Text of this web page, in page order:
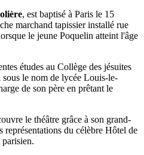
, est baptisé à Paris le 15
marchand tapissier installé rue
le jeune Poquelin atteint l'âge
études au Collège des jésuites
le nom de lycée Louis-le-
de son père en prêtant le
le théâtre grâce à son grand-
représentations du célèbre Hôtel de